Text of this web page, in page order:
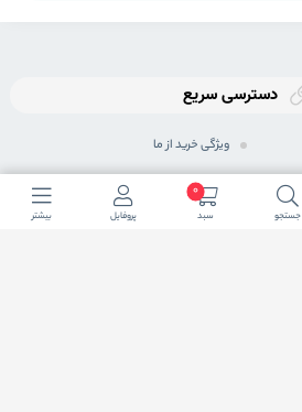
جستجو
0
سبد پروفایل بیشتر
دسترسی سریع
ویژگی خرید از ما
رویه های ارسال سفارش
شیوه های پرداخت